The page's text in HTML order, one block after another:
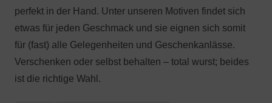
perfekt in der Hand. Unter unseren Motiven findet sich
etwas für jeden Geschmack und sie eignen sich somit
für (fast) alle Gelegenheiten und Geschenkanlässe.
Verschenken oder selbst behalten – total wurst; beides
ist die richtige Wahl.